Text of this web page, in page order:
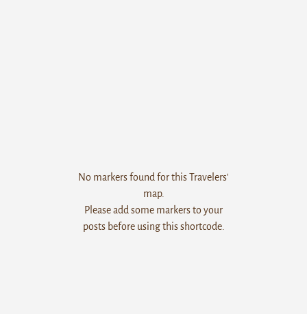
No markers found for this Travelers'
map.
Please add some markers to your
posts before using this shortcode.